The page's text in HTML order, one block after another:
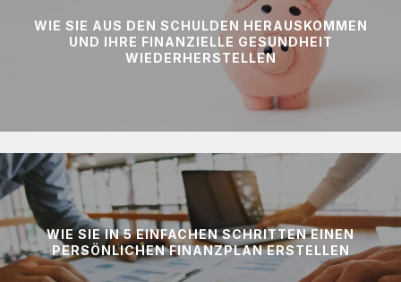
WIE SIE AUS DEN SCHULDEN HERAUSKOMMEN
UND IHRE FINANZIELLE GESUNDHEIT
WIEDERHERSTELLEN
WIE SIE IN 5 EINFACHEN SCHRITTEN EINEN
PERSÖNLICHEN FINANZPLAN ERSTELLEN